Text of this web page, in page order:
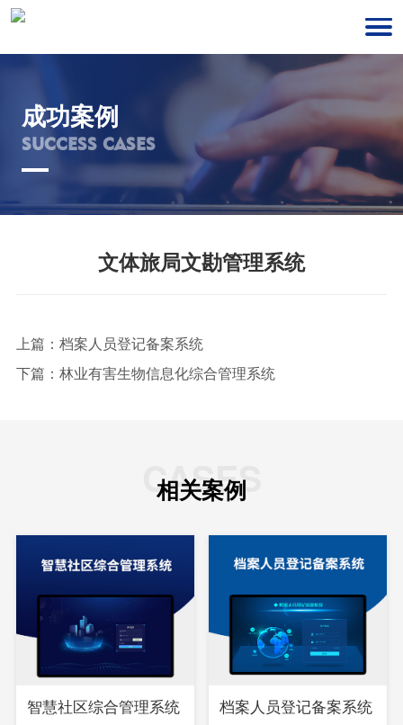
成功案例
SUCCESS CASES
文体旅局文勘管理系统
上篇： 档案人员登记备案系统
下篇： 林业有害生物信息化综合管理系统
CASES
相关案例
智慧社区综合管理系统 档案人员登记备案系统